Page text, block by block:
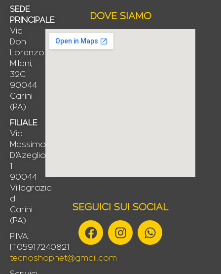
SEDE
PRINCIPALE
Via
Don
Lorenzo
Milani,
32C
90044
Carini
(PA)
FILIALE
Via
Massimo
D’Azeglio,
1
90044
Villagrazia
di
Carini
(PA)
P.IVA:
IT05917240821
tecnoshopnet@gmail.com
DOVE SIAMO
SEGUICI SUI SOCIAL
F
a
e
I
n
W
h